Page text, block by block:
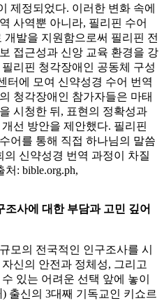
제정되었다. 이러한 변화 속에
사역뿐 아니라, 필리핀 수어
발을 지원함으로써 필리핀 전
접근성과 신앙 교육 환경을 강
리핀 청각장애인 공동체 구성
터에 모여 신약성경 수어 번역
청각장애인 참가자들은 마태
시청한 뒤, 표현의 정확성과
선 방안을 제안했다. 필리핀
어를 통해 직접 하나님의 말씀
신약성경 번역 과정이 차질
: bible.org.ph,
사에 대한 부담과 고민 깊어
모의 전국적인 인구조사를 시
신의 안전과 정체성, 그리고
있는 어려운 선택 앞에 놓이
출신의 3대째 기독교인 키쇼르